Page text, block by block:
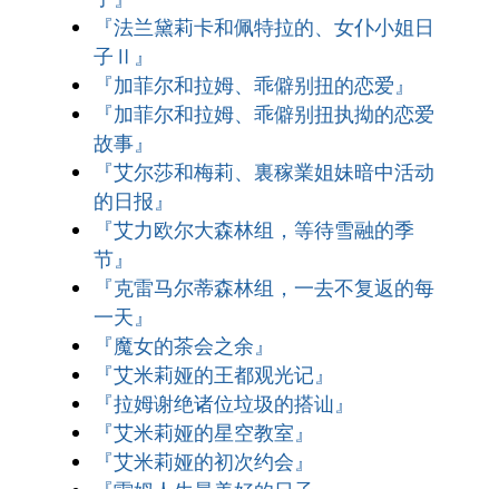
『法兰黛莉卡和佩特拉的、女仆小姐日
子Ⅱ』
『加菲尔和拉姆、乖僻别扭的恋爱』
『加菲尔和拉姆、乖僻别扭执拗的恋爱
故事』
『艾尔莎和梅莉、裏稼業姐妹暗中活动
的日报』
『艾力欧尔大森林组，等待雪融的季
节』
『克雷马尔蒂森林组，一去不复返的每
一天』
『魔女的茶会之余』
『艾米莉娅的王都观光记』
『拉姆谢绝诸位垃圾的搭讪』
『艾米莉娅的星空教室』
『艾米莉娅的初次约会』